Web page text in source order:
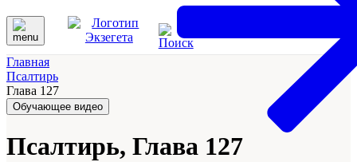
Главная
Псалтирь
Глава 127
Обучающее видео
Псалтирь, Глава 127